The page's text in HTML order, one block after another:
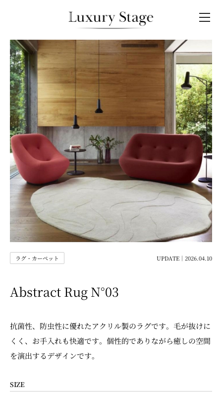
ラグ・カーペット UPDATE｜2026.04.10
Abstract Rug N°03
抗菌性、防虫性に優れたアクリル製のラグです。毛が抜けに
くく、お手入れも快適です。個性的でありながら癒しの空間
を演出するデザインです。
SIZE